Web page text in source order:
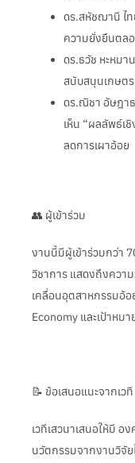
ดร.สหัชฌานี ไ
ความยั่งยืนตล
ดร.ธวัช หะหมา
สนับสนุนเกษตร
ดร.ณิชา อัษฎา
เห็น “ผลลัพธ์เ
ลดการเผาอ้อย
👥 ผู้เข้าร่วม
งานนี้มีผู้เข้าร่วมกว่า
วิชาการ แสดงถึงควา
เคลื่อนอุตสาหกรรมอ้อ
Economy และเป้าหม
📝 ข้อเสนอแนะจากเวที
เวทีเสวนาเสนอให้มี
นวัตกรรมจากงานวิจั